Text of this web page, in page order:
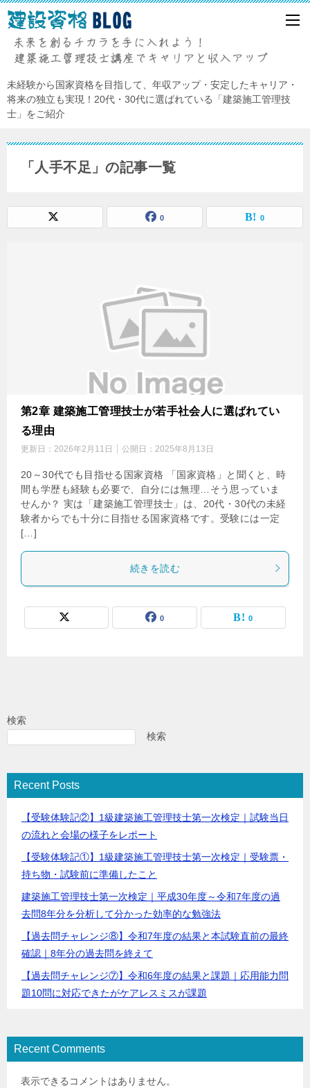
未経験から国家資格を目指して、年収アップ・安定したキャリア・
将来の独立も実現！20代・30代に選ばれている「建築施工管理技
士」をご紹介
「人手不足」の記事一覧
0 0
第2章 建築施工管理技士が若手社会人に選ばれてい
る理由
更新日： 2026年2月11日 公開日： 2025年8月13日
20～30代でも目指せる国家資格 「国家資格」と聞くと、時
間も学歴も経験も必要で、自分には無理…そう思っていま
せんか？ 実は「建築施工管理技士」は、20代・30代の未経
験者からでも十分に目指せる国家資格です。受験には一定
[…]
続きを読む
0 0
検索
検索
Recent Posts
【受験体験記②】1級建築施工管理技士第一次検定｜試験当日
の流れと会場の様子をレポート
【受験体験記①】1級建築施工管理技士第一次検定｜受験票・
持ち物・試験前に準備したこと
建築施工管理技士第一次検定｜平成30年度～令和7年度の過
去問8年分を分析して分かった効率的な勉強法
【過去問チャレンジ⑧】令和7年度の結果と本試験直前の最終
確認｜8年分の過去問を終えて
【過去問チャレンジ⑦】令和6年度の結果と課題｜応用能力問
題10問に対応できたがケアレスミスが課題
Recent Comments
表示できるコメントはありません。